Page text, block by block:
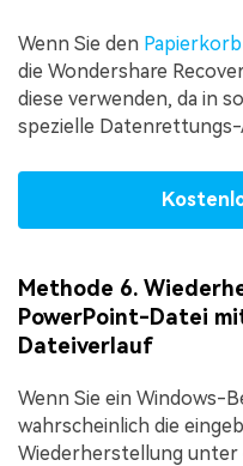
Wenn Sie den
die Wondershare
diese verwenden, da in
spezielle
Methode 6.
PowerPoint-Datei
Dateiverlauf
Wenn Sie ein Windows-
wahrscheinlich die
Wiederherstellung unter